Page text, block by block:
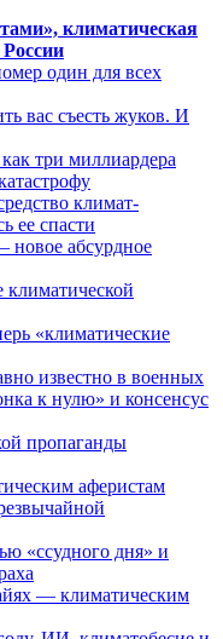
климатическая
один для всех
вас съесть жуков. И
три миллиардера
климат-
ее спасти
новое абсурдное
климатической
«климатические
известно в военных
к нулю» и консенсус
пропаганды
аферистам
«ссудного дня» и
— климатическим